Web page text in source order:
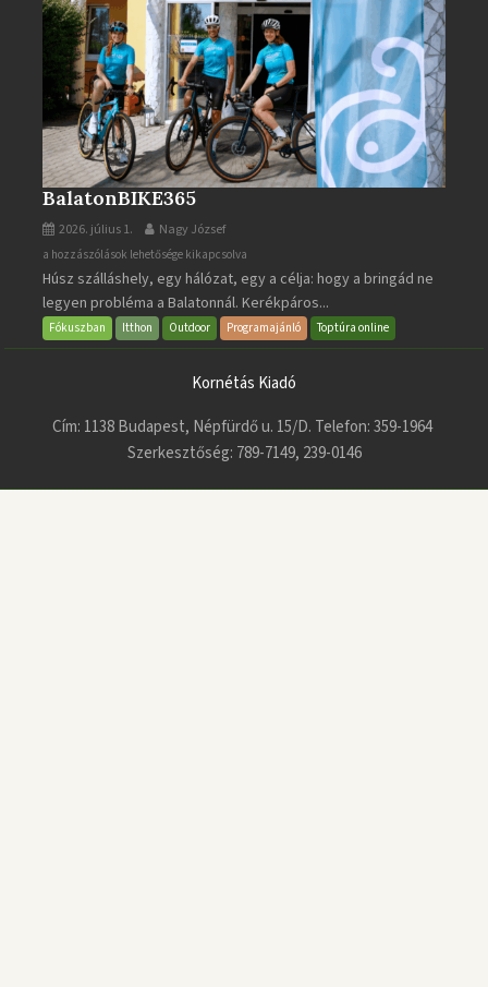
BalatonBIKE365
2026. július 1. Nagy József
BalatonBIKE365
bejegyzéshez
a hozzászólások lehetősége kikapcsolva
Húsz szálláshely, egy hálózat, egy a célja: hogy a bringád ne
legyen probléma a Balatonnál. Kerékpáros...
Fókuszban Itthon Outdoor Programajánló Toptúra online
Kornétás Kiadó
Cím: 1138 Budapest, Népfürdő u. 15/D. Telefon: 359-1964
Szerkesztőség: 789-7149, 239-0146